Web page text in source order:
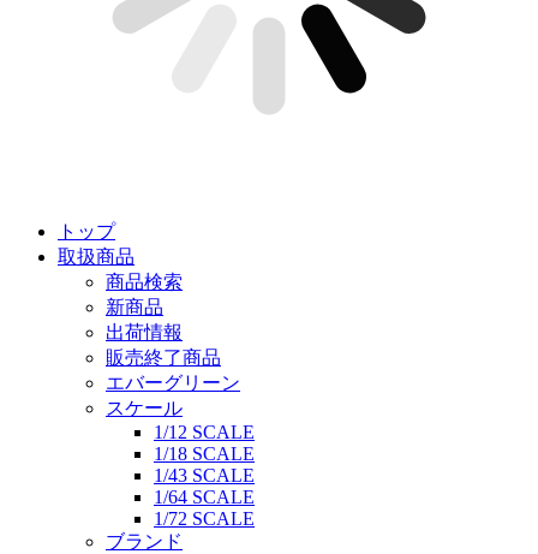
トップ
取扱商品
商品検索
新商品
出荷情報
販売終了商品
エバーグリーン
スケール
1/12 SCALE
1/18 SCALE
1/43 SCALE
1/64 SCALE
1/72 SCALE
ブランド